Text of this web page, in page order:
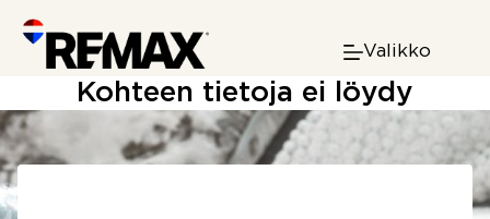
content
Valikko
Kohteen tietoja ei löydy